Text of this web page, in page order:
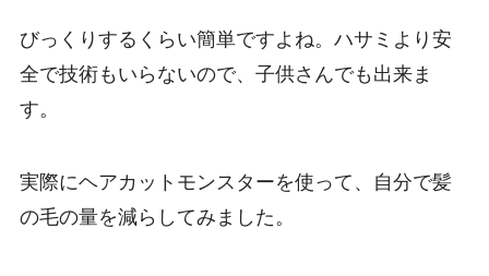
びっくりするくらい簡単ですよね。ハサミより安
全で技術もいらないので、子供さんでも出来ま
す。
実際にヘアカットモンスターを使って、自分で髪
の毛の量を減らしてみました。